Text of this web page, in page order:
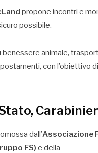
propone incontri e
possibile.
animale,
con l’obiettivo
dall’Associazione
FS) e della